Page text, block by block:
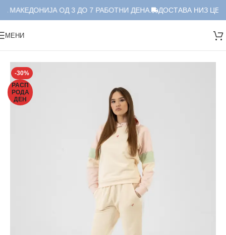
МАКЕДОНИЈА ОД 3 ДО 7 РАБОТНИ ДЕНА. ДОСТАВА НИЗ
МЕНИ
-30%
РАСП
РОДА
ДЕН